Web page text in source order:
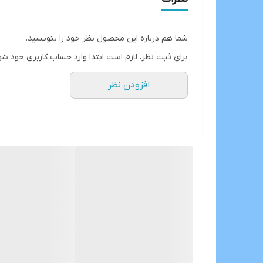
شما هم درباره این محصول نظر خود را بنویسید.
برای ثبت نظر، لازم است ابتدا وارد حساب کاربری خود
افزودن نظر